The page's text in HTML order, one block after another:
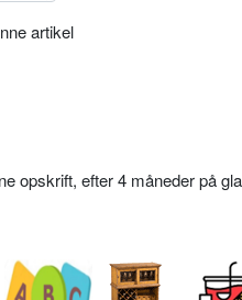
artikel
opskrift, efter 4 måneder på